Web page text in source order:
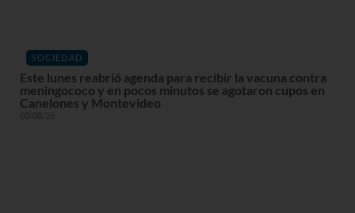
SOCIEDAD
Este lunes reabrió agenda para recibir la vacuna contra
meningococo y en pocos minutos se agotaron cupos en
Canelones y Montevideo
03/08/26